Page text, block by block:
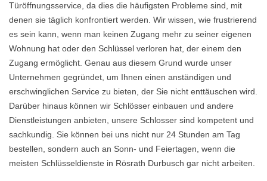
Türöffnungsservice, da dies die häufigsten Probleme sind, mit
denen sie täglich konfrontiert werden. Wir wissen, wie frustrierend
es sein kann, wenn man keinen Zugang mehr zu seiner eigenen
Wohnung hat oder den Schlüssel verloren hat, der einem den
Zugang ermöglicht. Genau aus diesem Grund wurde unser
Unternehmen gegründet, um Ihnen einen anständigen und
erschwinglichen Service zu bieten, der Sie nicht enttäuschen wird.
Darüber hinaus können wir Schlösser einbauen und andere
Dienstleistungen anbieten, unsere Schlosser sind kompetent und
sachkundig. Sie können bei uns nicht nur 24 Stunden am Tag
bestellen, sondern auch an Sonn- und Feiertagen, wenn die
meisten Schlüsseldienste in Rösrath Durbusch gar nicht arbeiten.